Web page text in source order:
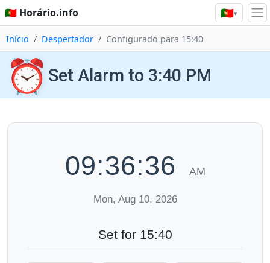
🇵🇹 Horário.info 🇵🇹▾
Início Despertador Configurado para 15:40
⏰ Set Alarm to 3:40 PM
09:36:37 AM
Mon, Aug 10, 2026
Set for 15:40